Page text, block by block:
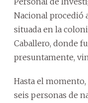
Nacional procedió
situada en la
Caballero, donde
presuntamente,
Hasta el
seis personas de